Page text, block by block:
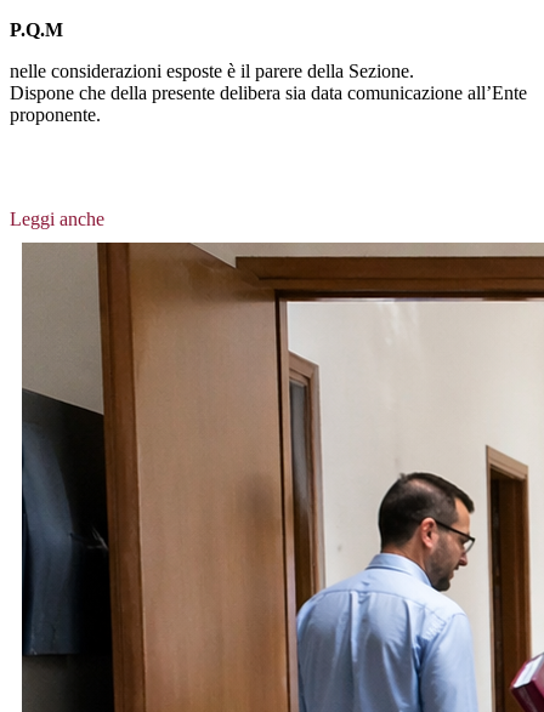
P.Q.M
nelle considerazioni esposte è il parere della Sezione.
Dispone che della presente delibera sia data comunicazione all’Ente
proponente.
Leggi anche